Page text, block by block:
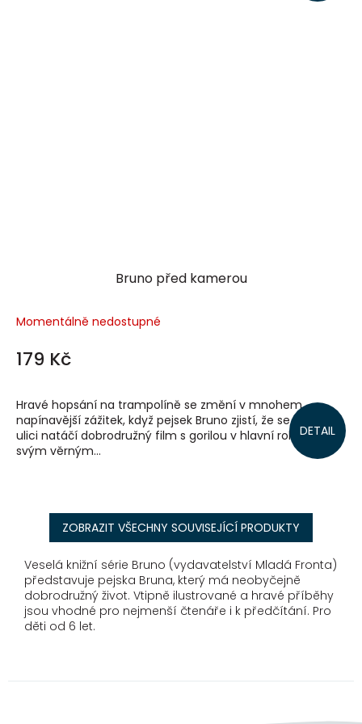
Bruno před kamerou
Momentálně nedostupné
179 Kč
DETAIL
Hravé hopsání na trampolíně se změní v mnohem
napínavější zážitek, když pejsek Bruno zjistí, že se v jejich
ulici natáčí dobrodružný film s gorilou v hlavní roli. Se
svým věrným...
ZOBRAZIT VŠECHNY SOUVISEJÍCÍ PRODUKTY
Veselá knižní série Bruno (vydavatelství Mladá Fronta)
představuje pejska Bruna, který má neobyčejně
dobrodružný život. Vtipně ilustrované a hravé příběhy
jsou vhodné pro nejmenší čtenáře i k předčítání. Pro
děti od 6 let.